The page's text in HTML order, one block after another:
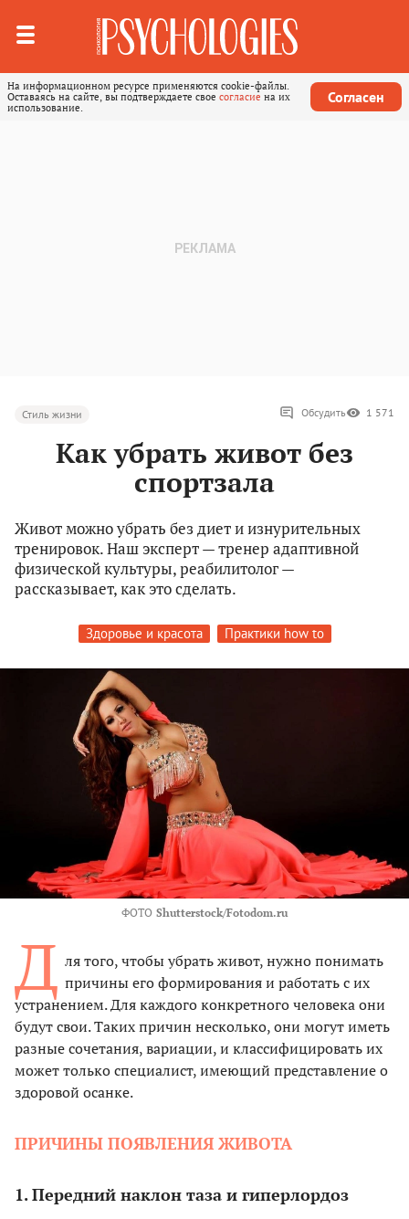
На информационном ресурсе применяются cookie-файлы.
Оставаясь на сайте, вы подтверждаете свое согласие на их
использование.
Согласен
Стиль жизни Обсудить 1 571
Как убрать живот без
спортзала
Живот можно убрать без диет и изнурительных
тренировок. Наш эксперт — тренер адаптивной
физической культуры, реабилитолог —
рассказывает, как это сделать.
Здоровье и красота Практики how to
ФОТО Shutterstock/Fotodom.ru
Д ля того, чтобы убрать живот, нужно понимать
причины его формирования и работать с их
устранением. Для каждого конкретного человека они
будут свои. Таких причин несколько, они могут иметь
разные сочетания, вариации, и классифицировать их
может только специалист, имеющий представление о
здоровой осанке.
ПРИЧИНЫ ПОЯВЛЕНИЯ ЖИВОТА
1. Передний наклон таза и гиперлордоз